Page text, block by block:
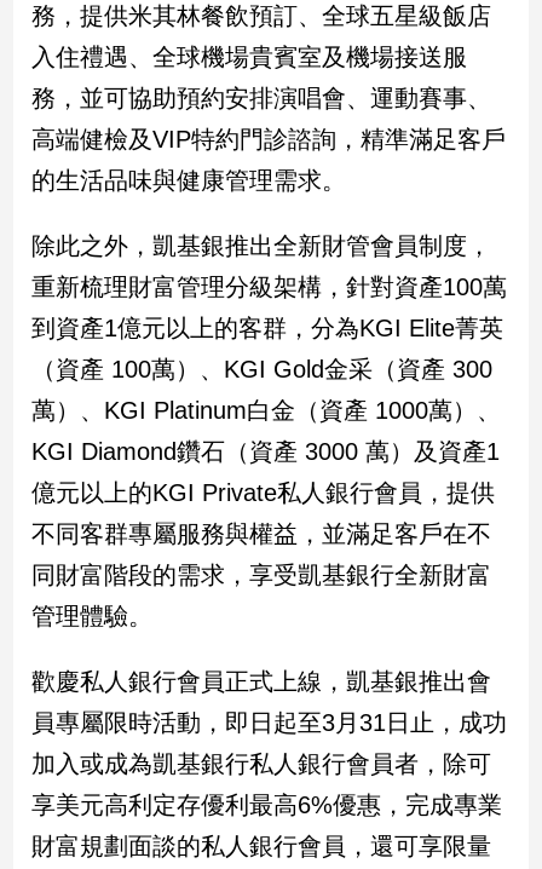
南
台
觀
點
南
灣
觀
點
娛
樂
樂
星
聞
流
行/
追
星
生
活
務，提供米其林餐飲預訂、全球五星級飯店
入住禮遇、全球機場貴賓室及機場接送服
務，並可協助預約安排演唱會、運動賽事、
高端健檢及VIP特約門診諮詢，精準滿足客戶
的生活品味與健康管理需求。
除此之外，凱基銀推出全新財管會員制度，
重新梳理財富管理分級架構，針對資產100萬
到資產1億元以上的客群，分為KGI Elite菁英
（資產 100萬）、KGI Gold金采（資產 300
萬）、KGI Platinum白金（資產 1000萬）、
KGI Diamond鑽石（資產 3000 萬）及資產1
億元以上的KGI Private私人銀行會員，提供
不同客群專屬服務與權益，並滿足客戶在不
同財富階段的需求，享受凱基銀行全新財富
管理體驗。
歡慶私人銀行會員正式上線，凱基銀推出會
員專屬限時活動，即日起至3月31日止，成功
加入或成為凱基銀行私人銀行會員者，除可
享美元高利定存優利最高6%優惠，完成專業
財富規劃面談的私人銀行會員，還可享限量